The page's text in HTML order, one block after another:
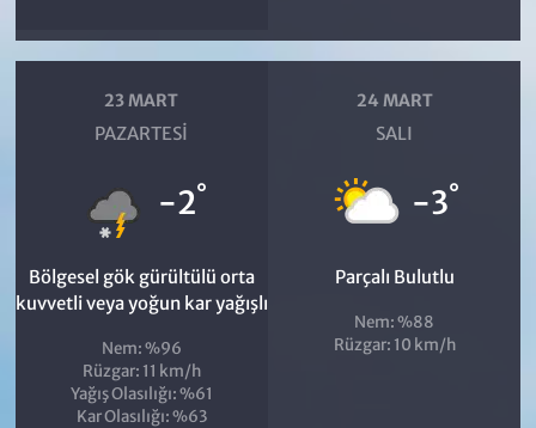
23 MART
PAZARTESI
-2°
Bölgesel gök gürültülü orta
kuvvetli veya yoğun kar yağışlı
Nem: %96
Rüzgar: 11 km/h
Yağış Olasılığı: %61
Kar Olasılığı: %63
24 MART
SALI
-3°
Parçalı Bulutlu
Nem: %88
Rüzgar: 10 km/h